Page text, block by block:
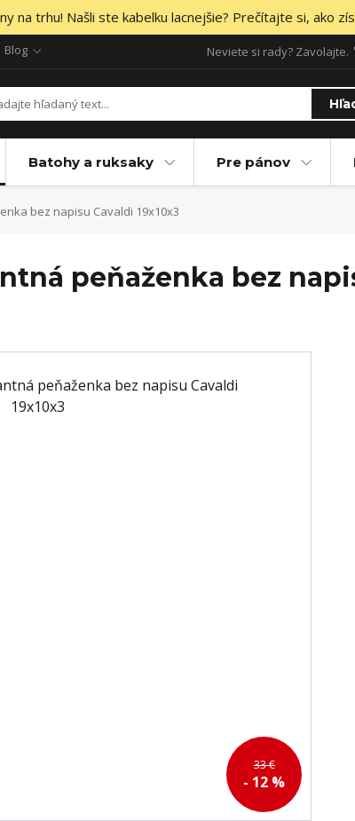
na trhu! Našli ste kabelku lacnejšie? Prečítajte si, ako
Blog Neviete si rady? Zavolajte.
Batohy a ruksaky Pre pánov
bez napisu Cavaldi 19x10x3
peňaženka bez
33 €
- 12 %